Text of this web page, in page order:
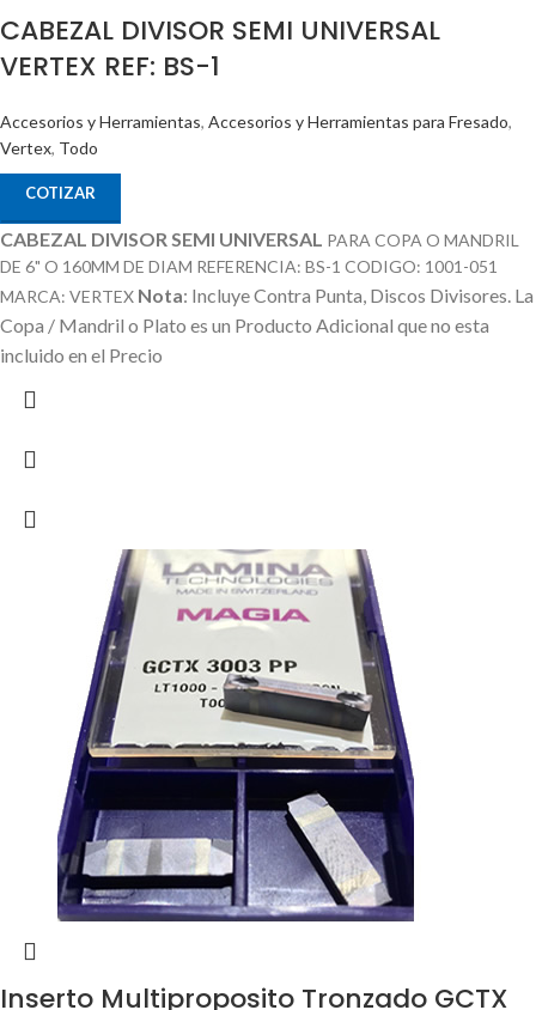
CABEZAL DIVISOR SEMI UNIVERSAL
VERTEX REF: BS-1
Accesorios y Herramientas, Accesorios y Herramientas para Fresado,
Vertex, Todo
COTIZAR
CABEZAL DIVISOR SEMI UNIVERSAL PARA COPA O MANDRIL
DE 6" O 160MM DE DIAM REFERENCIA: BS-1 CODIGO: 1001-051
MARCA: VERTEX Nota: Incluye Contra Punta, Discos Divisores. La
Copa / Mandril o Plato es un Producto Adicional que no esta
incluido en el Precio
Inserto Multiproposito Tronzado GCTX